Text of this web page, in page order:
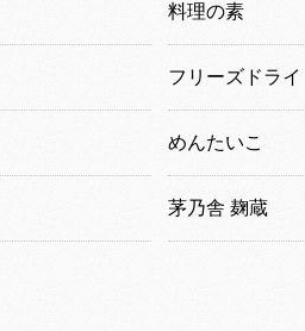
料理の素
フリーズドライ
めんたいこ
茅乃舎 麹蔵